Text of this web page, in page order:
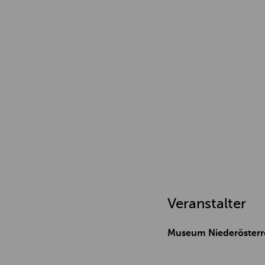
Veranstalter
Museum